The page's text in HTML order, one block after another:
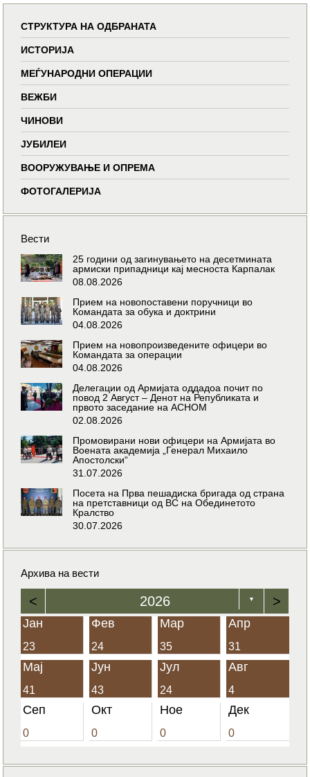
СТРУКТУРА НА ОДБРАНАТА
ИСТОРИЈА
МЕЃУНАРОДНИ ОПЕРАЦИИ
ВЕЖБИ
ЧИНОВИ
ЈУБИЛЕИ
ВООРУЖУВАЊЕ И ОПРЕМА
ФОТОГАЛЕРИЈА
Вести
25 години од загинувањето на десетмината
армиски припадници кај месноста Карпалак
08.08.2026
Прием на новопоставени поручници во
Командата за обука и доктрини
04.08.2026
Прием на новопроизведените офицери во
Командата за операции
04.08.2026
Делегации од Армијата оддадоа почит по
повод 2 Август – Денот на Републиката и
првото заседание на АСНОМ
02.08.2026
Промовирани нови офицери на Армијата во
Воената академија „Генерал Михаило
Апостолски“
31.07.2026
Посета на Прва пешадиска бригада од страна
на претставници од ВС на Обединетото
Кралство
30.07.2026
Архива на вести
< 2026 ▼ >
Јан
23
Фев
24
Мар
35
Апр
31
Мај
41
Јун
43
Јул
24
Авг
4
Сеп
0
Окт
0
Ное
0
Дек
0